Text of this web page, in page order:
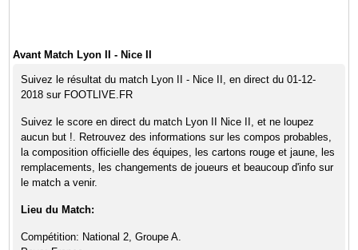
Avant Match Lyon II - Nice II
Suivez le résultat du match Lyon II - Nice II, en direct du 01-12-
2018 sur FOOTLIVE.FR
Suivez le score en direct du match Lyon II Nice II, et ne loupez
aucun but !. Retrouvez des informations sur les compos probables,
la composition officielle des équipes, les cartons rouge et jaune, les
remplacements, les changements de joueurs et beaucoup d'info sur
le match a venir.
Lieu du Match:
Compétition: National 2, Groupe A.